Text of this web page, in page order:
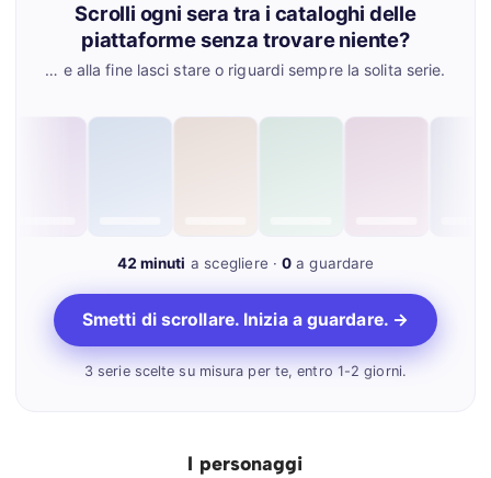
Scrolli ogni sera tra i cataloghi delle
piattaforme senza trovare niente?
… e alla fine lasci stare o riguardi sempre la solita serie.
42 minuti a scegliere ·0 a guardare
Smetti di scrollare. Inizia a guardare. →
3 serie scelte su misura per te, entro 1-2 giorni.
I personaggi